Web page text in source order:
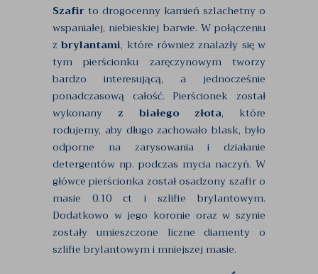
Szafir to drogocenny kamień szlachetny o
wspaniałej, niebieskiej barwie. W połączeniu
zbrylantami, które również znalazły się w
tym pierścionku zaręczynowym tworzy
bardzo interesującą, a jednocześnie
ponadczasową całość. Pierścionek został
wykonany z białego złota, które
rodujemy, aby długo zachowało blask, było
odporne na zarysowania i działanie
detergentów np. podczas mycia naczyń. W
główce pierścionka został osadzony szafir o
masie 0.10 ct i szlifie brylantowym.
Dodatkowo w jego koronie oraz w szynie
zostały umieszczone liczne diamenty o
szlifie brylantowym i mniejszej masie.